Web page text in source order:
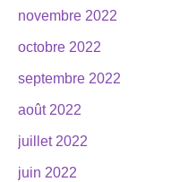
novembre 2022
octobre 2022
septembre 2022
août 2022
juillet 2022
juin 2022